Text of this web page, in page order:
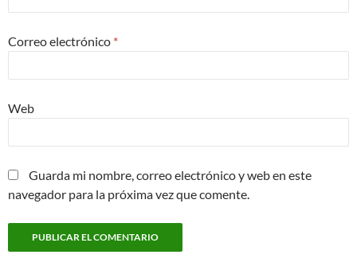
Correo electrónico *
Web
Guarda mi nombre, correo electrónico y web en este
navegador para la próxima vez que comente.